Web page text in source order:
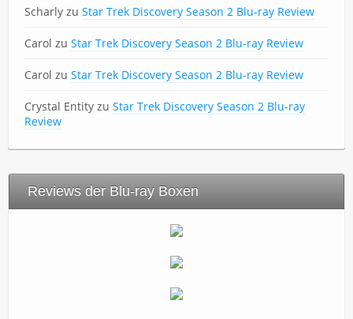
Scharly zu Star Trek Discovery Season 2 Blu-ray Review
Carol zu Star Trek Discovery Season 2 Blu-ray Review
Carol zu Star Trek Discovery Season 2 Blu-ray Review
Crystal Entity zu Star Trek Discovery Season 2 Blu-ray
Review
Reviews der Blu-ray Boxen